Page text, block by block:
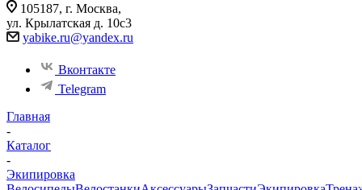
105187, г. Москва,
ул. Крылатская д. 10с3
yabike.ru@yandex.ru
Вконтакте
Telegram
Главная
-
Каталог
-
Экипировка